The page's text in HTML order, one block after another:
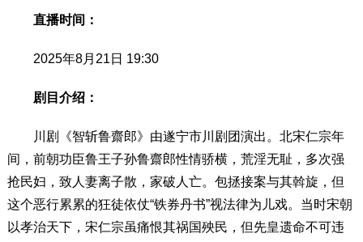
直播时间：
2025年8月21日 19:30
剧目介绍：
川剧《智斩鲁齋郎》由遂宁市川剧团演出。北宋仁宗年
间，前朝功臣鲁王子孙鲁齋郎性情骄横，荒淫无耻，多次强
抢民妇，致人妻离子散，家破人亡。包拯接案与其斡旋，但
这个恶行累累的狂徒依仗“铁券丹书”视法律为儿戏。当时宋朝
以孝治天下，宋仁宗虽痛恨其祸国殃民，但先皇遗命不可违